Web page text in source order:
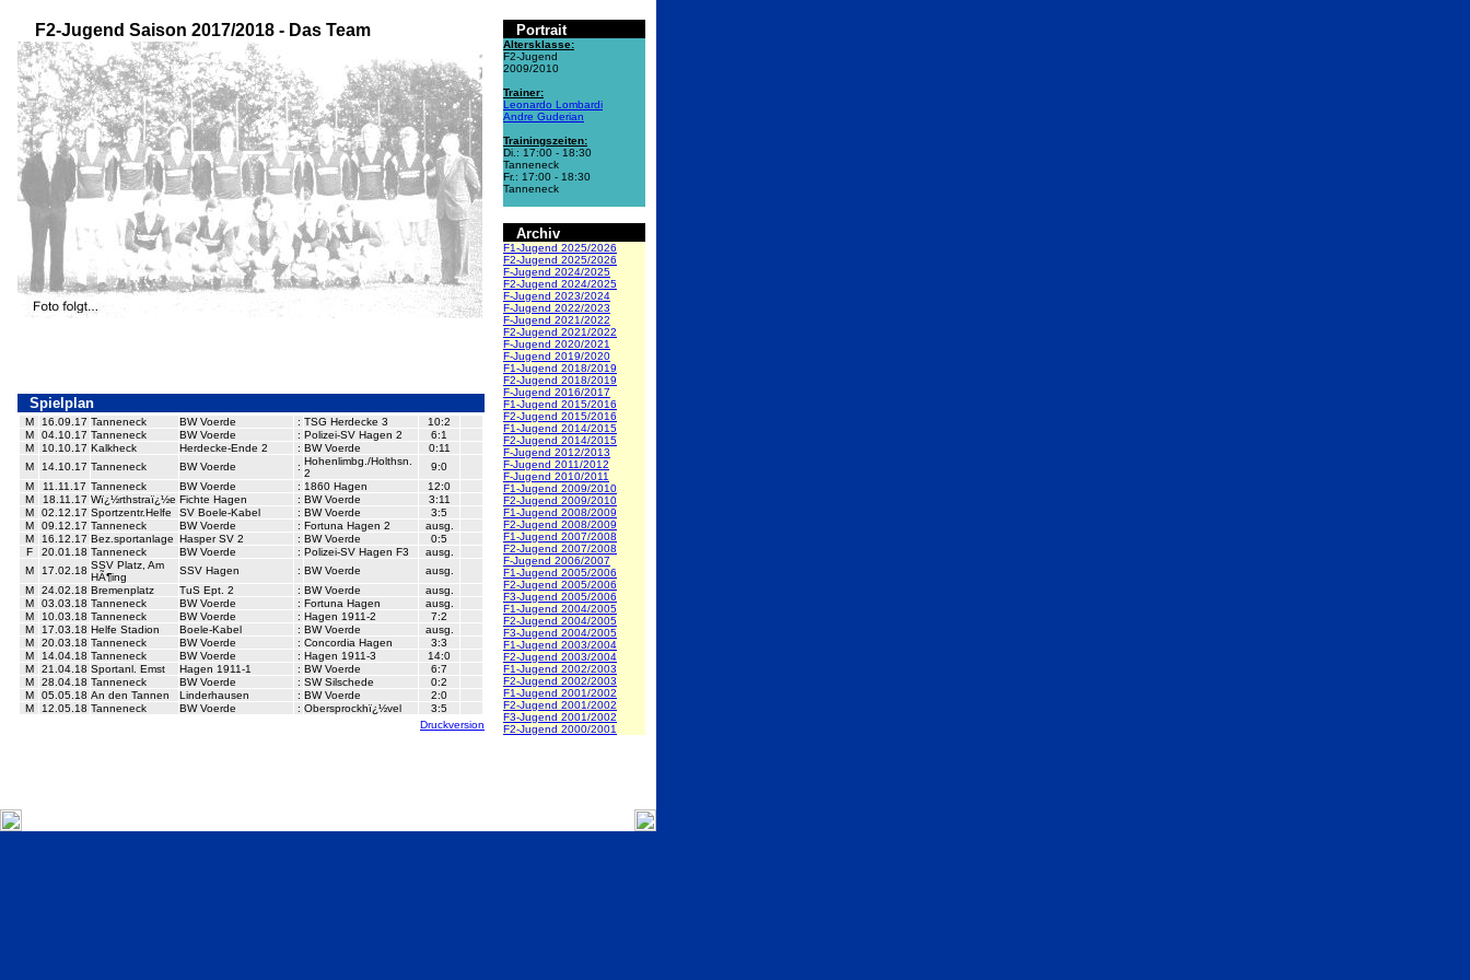
F2-Jugend Saison 2017/2018 - Das Team
Spielplan
M 16.09.17 Tanneneck BW Voerde : TSG Herdecke 3
10:2
M
04.10.17 Tanneneck BW Voerde : Polizei-SV Hagen 2
6:1
M
10.10.17 Kalkheck Herdecke-Ende 2 : BW Voerde
0:11
M
14.10.17 Tanneneck BW Voerde : Hohenlimbg./Holthsn.
2
9:0
M
11.11.17 Tanneneck BW Voerde : 1860 Hagen
12:0
M
18.11.17 Wï¿½rthstraï¿½e Fichte Hagen : BW Voerde
3:11
M
02.12.17 Sportzentr.Helfe SV Boele-Kabel : BW Voerde
3:5
M
09.12.17 Tanneneck BW Voerde : Fortuna Hagen 2
ausg.
M
16.12.17 Bez.sportanlage Hasper SV 2 : BW Voerde
0:5
F
20.01.18 Tanneneck BW Voerde : Polizei-SV Hagen F3
ausg.
M
17.02.18 SSV Platz, Am
HÃ¶ing
SSV Hagen : BW Voerde
ausg.
M
24.02.18 Bremenplatz TuS Ept. 2 : BW Voerde
ausg.
M
03.03.18 Tanneneck BW Voerde : Fortuna Hagen
ausg.
M
10.03.18 Tanneneck BW Voerde : Hagen 1911-2
7:2
M
17.03.18 Helfe Stadion Boele-Kabel : BW Voerde
ausg.
M
20.03.18 Tanneneck BW Voerde : Concordia Hagen
3:3
M
14.04.18 Tanneneck BW Voerde : Hagen 1911-3
14:0
M
21.04.18 Sportanl. Emst Hagen 1911-1 : BW Voerde
6:7
M
28.04.18 Tanneneck BW Voerde : SW Silschede
0:2
M
05.05.18 An den Tannen Linderhausen : BW Voerde
2:0
M
12.05.18 Tanneneck BW Voerde : Obersprockhï¿½vel
3:5
Druckversion
Portrait
Altersklasse:
F2-Jugend
2009/2010
Trainer:
Leonardo Lombardi
Andre Guderian
Trainingszeiten:
Di.: 17:00 - 18:30
Tanneneck
Fr.: 17:00 - 18:30
Tanneneck
Archiv
F1-Jugend 2025/2026
F2-Jugend 2025/2026
F-Jugend 2024/2025
F2-Jugend 2024/2025
F-Jugend 2023/2024
F-Jugend 2022/2023
F-Jugend 2021/2022
F2-Jugend 2021/2022
F-Jugend 2020/2021
F-Jugend 2019/2020
F1-Jugend 2018/2019
F2-Jugend 2018/2019
F-Jugend 2016/2017
F1-Jugend 2015/2016
F2-Jugend 2015/2016
F1-Jugend 2014/2015
F2-Jugend 2014/2015
F-Jugend 2012/2013
F-Jugend 2011/2012
F-Jugend 2010/2011
F1-Jugend 2009/2010
F2-Jugend 2009/2010
F1-Jugend 2008/2009
F2-Jugend 2008/2009
F1-Jugend 2007/2008
F2-Jugend 2007/2008
F-Jugend 2006/2007
F1-Jugend 2005/2006
F2-Jugend 2005/2006
F3-Jugend 2005/2006
F1-Jugend 2004/2005
F2-Jugend 2004/2005
F3-Jugend 2004/2005
F1-Jugend 2003/2004
F2-Jugend 2003/2004
F1-Jugend 2002/2003
F2-Jugend 2002/2003
F1-Jugend 2001/2002
F2-Jugend 2001/2002
F3-Jugend 2001/2002
F2-Jugend 2000/2001